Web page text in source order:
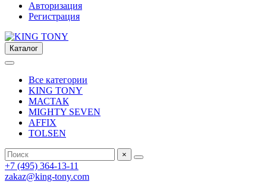
Авторизация
Регистрация
Каталог
Все категории
KING TONY
МАСТАК
MIGHTY SEVEN
AFFIX
TOLSEN
×
+7 (495) 364-13-11
zakaz@king-tony.com